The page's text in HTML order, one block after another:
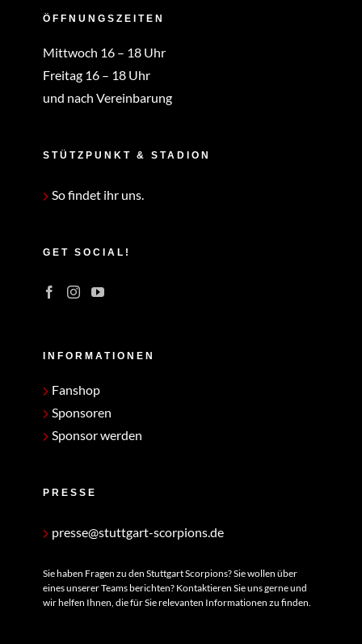
ÖFFNUNGSZEITEN
Mittwoch 16 – 18 Uhr
Freitag 16 – 18 Uhr
und nach Vereinbarung
STÜTZPUNKT & STADION
So findet ihr uns.
GET SOCIAL!
INFORMATIONEN
Fanshop
Sponsoren
Sponsor werden
PRESSE
presse@stuttgart-scorpions.de
Sie haben Fragen zu den Stuttgart Scorpions? Sie wollen über
eines unserer Teams berichten? Kontaktieren Sie uns gerne und
wir helfen Ihnen, die für Sie relevanten Informationen zu finden.